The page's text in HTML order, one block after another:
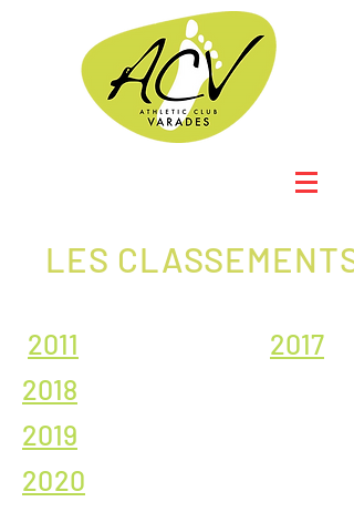
LES CLASSEMENTS
2011
2017
2018
2019
2020